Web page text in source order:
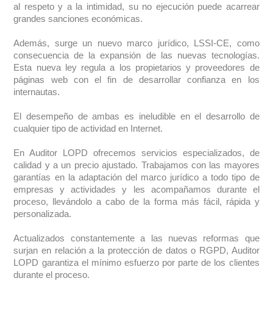
al respeto y a la intimidad, su no ejecución puede acarrear
grandes sanciones económicas.
Además, surge un nuevo marco jurídico, LSSI-CE, como
consecuencia de la expansión de las nuevas tecnologías.
Esta nueva ley regula a los propietarios y proveedores de
páginas web con el fin de desarrollar confianza en los
internautas.
El desempeño de ambas es ineludible en el desarrollo de
cualquier tipo de actividad en Internet.
En Auditor LOPD ofrecemos servicios especializados, de
calidad y a un precio ajustado. Trabajamos con las mayores
garantías en la adaptación del marco jurídico a todo tipo de
empresas y actividades y les acompañamos durante el
proceso, llevándolo a cabo de la forma más fácil, rápida y
personalizada.
Actualizados constantemente a las nuevas reformas que
surjan en relación a la protección de datos o RGPD, Auditor
LOPD garantiza el mínimo esfuerzo por parte de los clientes
durante el proceso.